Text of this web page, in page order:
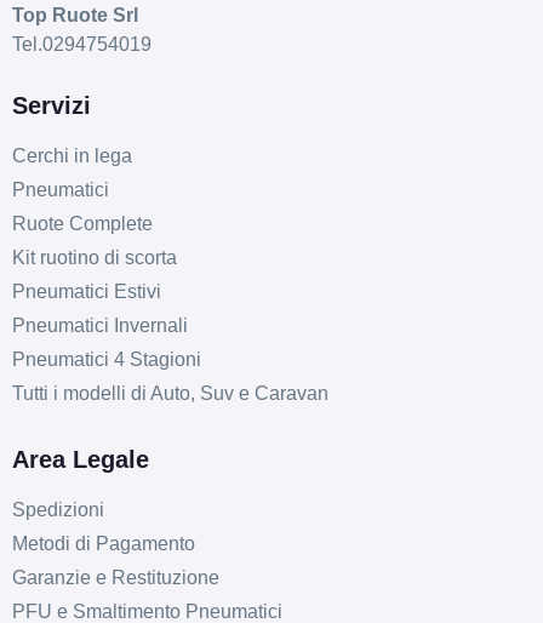
Top Ruote Srl
Tel.0294754019
Servizi
Cerchi in lega
Pneumatici
Ruote Complete
Kit ruotino di scorta
Pneumatici Estivi
Pneumatici Invernali
Pneumatici 4 Stagioni
Tutti i modelli di Auto, Suv e Caravan
Area Legale
Spedizioni
Metodi di Pagamento
Garanzie e Restituzione
PFU e Smaltimento Pneumatici